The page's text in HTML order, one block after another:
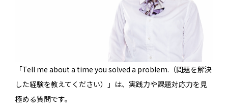
「Tell me about a time you solved a problem.（問題を解決
した経験を教えてください）」は、実践力や課題対応力を見
極める質問です。